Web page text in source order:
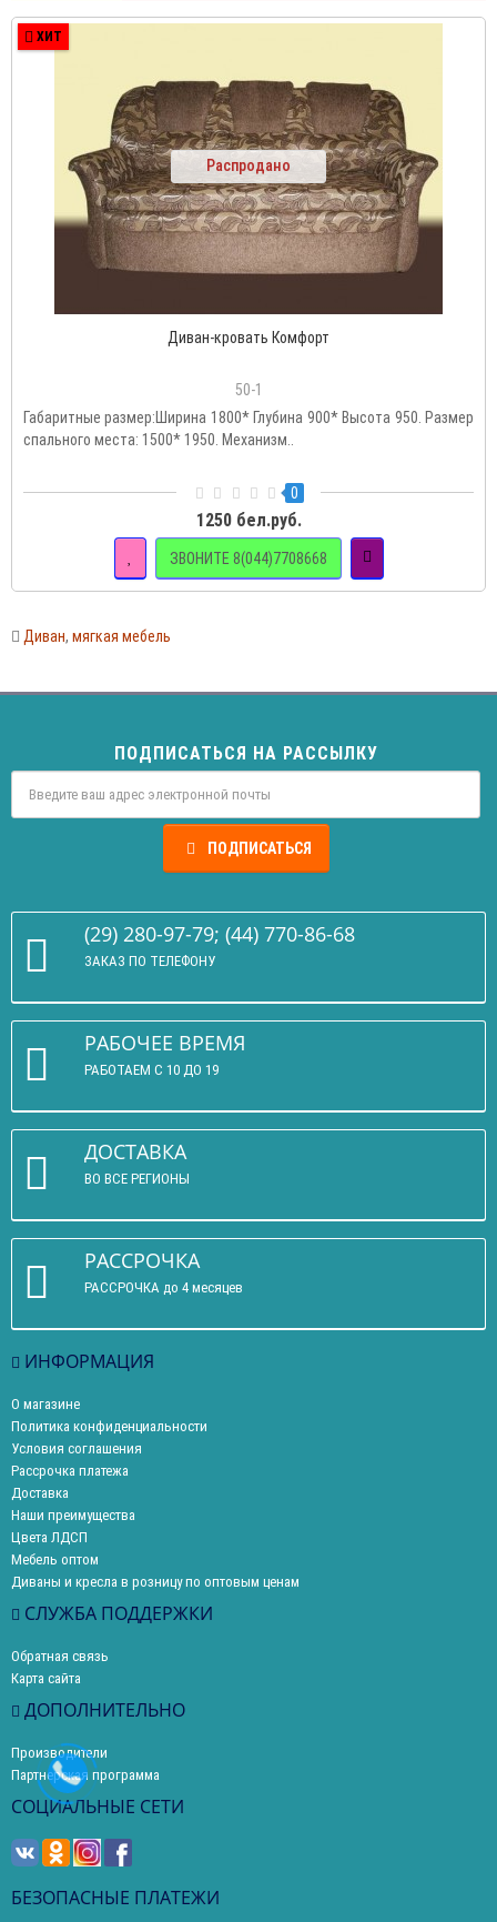
ХИТ
Распродано
Диван-кровать Комфорт
50-1
Габаритные размер:Ширина 1800* Глубина 900* Высота 950. Размер
спального места: 1500* 1950. Механизм..
0
1250 бел.руб.
ЗВОНИТЕ 8(044)7708668
Диван, мягкая мебель
ПОДПИСАТЬСЯ НА РАССЫЛКУ
ПОДПИСАТЬСЯ
(29) 280-97-79; (44) 770-86-68
ЗАКАЗ ПО ТЕЛЕФОНУ
РАБОЧЕЕ ВРЕМЯ
РАБОТАЕМ С 10 ДО 19
ДОСТАВКА
ВО ВСЕ РЕГИОНЫ
РАССРОЧКА
РАССРОЧКА до 4 месяцев
ИНФОРМАЦИЯ
О магазине
Политика конфиденциальности
Условия соглашения
Рассрочка платежа
Доставка
Наши преимущества
Цвета ЛДСП
Мебель оптом
Диваны и кресла в розницу по оптовым ценам
СЛУЖБА ПОДДЕРЖКИ
Обратная связь
Карта сайта
ДОПОЛНИТЕЛЬНО
Производители
Партнерская программа
СОЦИАЛЬНЫЕ СЕТИ
БЕЗОПАСНЫЕ ПЛАТЕЖИ